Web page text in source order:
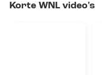
Korte WNL video's